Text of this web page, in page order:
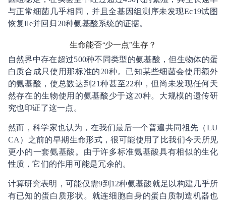
与正常细菌几乎相同，并且全基因组测序未发现Ec19试图
恢复Ile并回归20种氨基酸系统的证据。
生命能否“少一点”生存？
自然界中存在超过500种不同类型的氨基酸，但生物体的蛋
白质合成只使用那标准的20种。已知某些细菌会使用额外
的氨基酸，使总数达到21种甚至22种，但尚未发现任何天
然存在的生物使用的氨基酸少于这20种。大规模的遗传研
究也印证了这一点。
然而，科学家也认为，在我们最后一个普遍共同祖先（LU
CA）之前的早期生命形式，很可能使用了比我们今天所见
更小的一套氨基酸。由于许多标准氨基酸具有相似的生化
性质，它们的作用可能是冗余的。
计算研究表明，可能仅需9到12种氨基酸就足以构建几乎所
有已知的蛋白质形状。就连细胞自身的蛋白质制造机器也